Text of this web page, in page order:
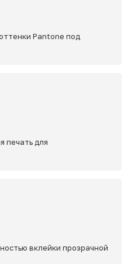
Pantone под
печать для
вклейки прозрачной